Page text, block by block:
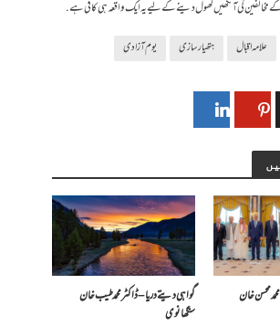
مخالفین کی آنکھیں کھول دینے کےلیے یہ ایک واقعہ ہی کافی ہے.
علامہ اقبال ہتھیار سازی یوم آزادی
محسن خان
گواہی دیتے دریا – ڈاکٹر محمد طیب خان
سنگھانوی